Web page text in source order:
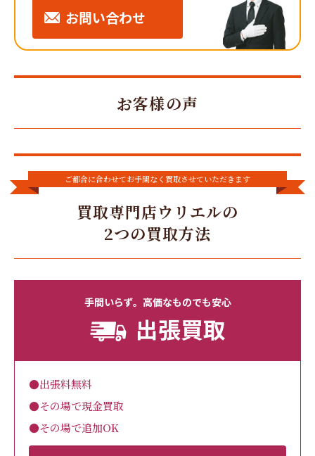
お問い合わせ
お客様の声
ご都合に合わせてお手間なく買取させていただきます
買取専門店ウリエルの
2つの買取方法
手間いらず。高価なものでも安心
出張買取
●出張料無料
●その場で現金買取
●その場で追加OK